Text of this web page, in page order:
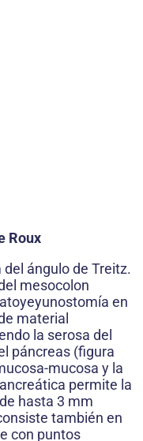
Roux
del ángulo de Treitz.
mesocolon
en
material
la serosa del
páncreas (figura
mucosa y la
permite la
hasta 3 mm
también en
con puntos